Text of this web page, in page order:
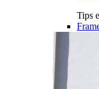
Tips